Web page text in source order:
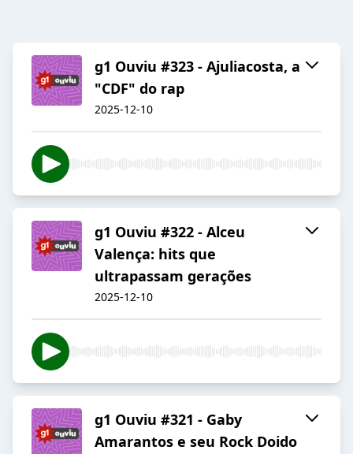
g1 Ouviu #323 - Ajuliacosta, a
"CDF" do rap
2025-12-10
g1 Ouviu #322 - Alceu
Valença: hits que
ultrapassam gerações
2025-12-10
g1 Ouviu #321 - Gaby
Amarantos e seu Rock Doido